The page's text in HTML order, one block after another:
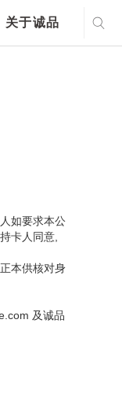
关于诚品
如要求本公
卡人同意,
本供核对身
及诚品